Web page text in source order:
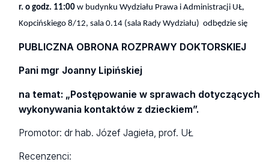
r. o godz. 11:00 w budynku Wydziału Prawa i Administracji UŁ,
Kopcińskiego 8/12, sala 0.14 (sala Rady Wydziału) odbędzie się
PUBLICZNA OBRONA ROZPRAWY DOKTORSKIEJ
Pani mgr Joanny Lipińskiej
na temat: „Postępowanie w sprawach dotyczących
wykonywania kontaktów z dzieckiem”.
Promotor: dr hab. Józef Jagieła, prof. UŁ
Recenzenci: